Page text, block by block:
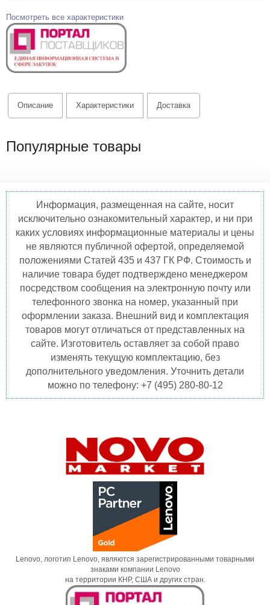
Посмотреть все характеристики
Описание Характеристики Доставка
Популярные товары
Информация, размещенная на сайте, носит
исключительно ознакомительный характер, и ни при
каких условиях информационные материалы и цены
не являются публичной офертой, определяемой
положениями Статей 435 и 437 ГК РФ. Стоимость и
наличие товара будет подтверждено менеджером
посредством сообщения на электронную почту или
телефонного звонка на номер, указанный при
оформлении заказа. Внешний вид и комплектация
товаров могут отличаться от представленных на
сайте. Изготовитель оставляет за собой право
изменять текущую комплектацию, без
дополнительного уведомления. Уточнить детали
можно по телефону: +7 (495) 280-80-12
Lenovo, логотип Lenovo, являются зарегистрированными товарными
знаками компании Lenovo
на территории КНР, США и других стран.